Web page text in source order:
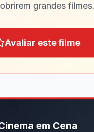
grandes filmes.
Avaliar este filme
em Cena